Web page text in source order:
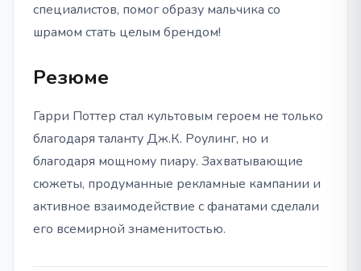
специалистов, помог образу мальчика со
шрамом стать целым брендом!
Резюме
Гарри Поттер стал культовым героем не только
благодаря таланту Дж.К. Роулинг, но и
благодаря мощному пиару. Захватывающие
сюжеты, продуманные рекламные кампании и
активное взаимодействие с фанатами сделали
его всемирной знаменитостью.